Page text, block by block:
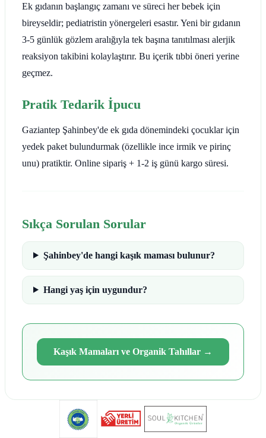
Ek gıdanın başlangıç zamanı ve süreci her bebek için
bireyseldir; pediatristin yönergeleri esastır. Yeni bir gıdanın
3-5 günlük gözlem aralığıyla tek başına tanıtılması alerjik
reaksiyon takibini kolaylaştırır. Bu içerik tıbbi öneri yerine
geçmez.
Pratik Tedarik İpucu
Gaziantep Şahinbey'de ek gıda dönemindeki çocuklar için
yedek paket bulundurmak (özellikle ince irmik ve pirinç
unu) pratiktir. Online sipariş + 1-2 iş günü kargo süresi.
Sıkça Sorulan Sorular
Şahinbey'de hangi kaşık maması bulunur?
Hangi yaş için uygundur?
Kaşık Mamaları ve Organik Tahıllar →